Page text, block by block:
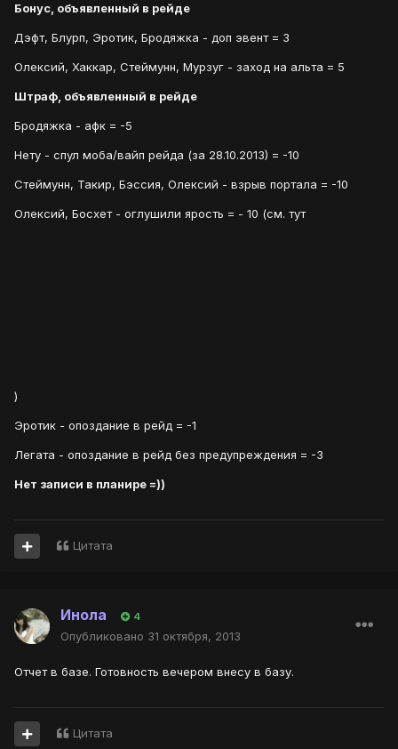
Бонус, объявленный в рейде
Дэфт, Блурп, Эротик, Бродяжка - доп эвент = 3
Олексий, Хаккар, Стеймунн, Мурзуг - заход на альта = 5
Штраф, объявленный в рейде
Бродяжка - афк = -5
Нету - спул моба/вайп рейда (за 28.10.2013) = -10
Стеймунн, Такир, Бэссия, Олексий - взрыв портала = -10
Олексий, Босхет - оглушили ярость = - 10 (см. тут
)
Эротик - опоздание в рейд = -1
Легата - опоздание в рейд без предупреждения = -3
Нет записи в планире =))
Цитата
Инола 4
Опубликовано 31 октября, 2013
Отчет в базе. Готовность вечером внесу в базу.
Цитата